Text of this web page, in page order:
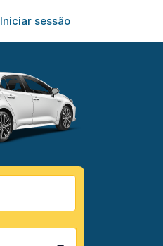
Iniciar sessão